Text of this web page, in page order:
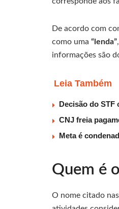
De acordo com
como uma “lenda”
informações são
Leia Também
Decisão do STF
CNJ freia
Meta é
Quem é
O nome citado